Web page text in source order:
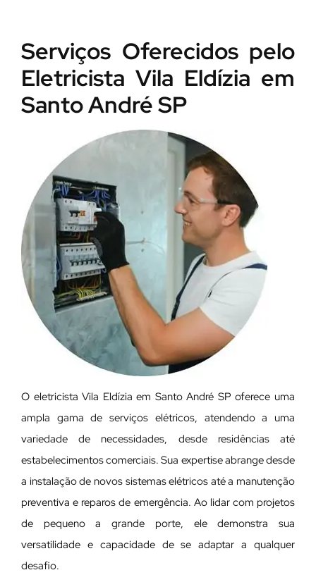
Serviços Oferecidos pelo
Eletricista Vila Eldízia em
Santo André SP
O eletricista Vila Eldízia em Santo André SP oferece uma
ampla gama de serviços elétricos, atendendo a uma
variedade de necessidades, desde residências até
estabelecimentos comerciais. Sua expertise abrange desde
a instalação de novos sistemas elétricos até a manutenção
preventiva e reparos de emergência. Ao lidar com projetos
de pequeno a grande porte, ele demonstra sua
versatilidade e capacidade de se adaptar a qualquer
desafio.